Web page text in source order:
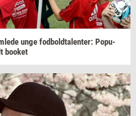
unge fod­bold­ta­len­ter: Po­pu­
boo­k­et